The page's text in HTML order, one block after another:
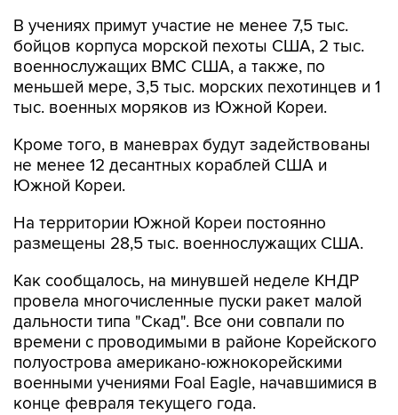
В учениях примут участие не менее 7,5 тыс.
бойцов корпуса морской пехоты США, 2 тыс.
военнослужащих ВМС США, а также, по
меньшей мере, 3,5 тыс. морских пехотинцев и 1
тыс. военных моряков из Южной Кореи.
Кроме того, в маневрах будут задействованы
не менее 12 десантных кораблей США и
Южной Кореи.
На территории Южной Кореи постоянно
размещены 28,5 тыс. военнослужащих США.
Как сообщалось, на минувшей неделе КНДР
провела многочисленные пуски ракет малой
дальности типа "Скад". Все они совпали по
времени с проводимыми в районе Корейского
полуострова американо-южнокорейскими
военными учениями Foal Eagle, начавшимися в
конце февраля текущего года.